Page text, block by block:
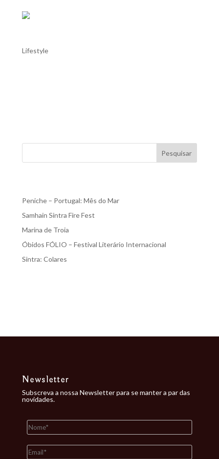
Lifestyle
Pesquisar
Peniche – Portugal: Mês do Mar
Samhain Sintra Fire Fest
Marina de Troia
Óbidos FÓLIO – Festival Literário Internacional
Sintra: Colares
Newsletter
Subscreva a nossa Newsletter para se manter a par das
novidades.